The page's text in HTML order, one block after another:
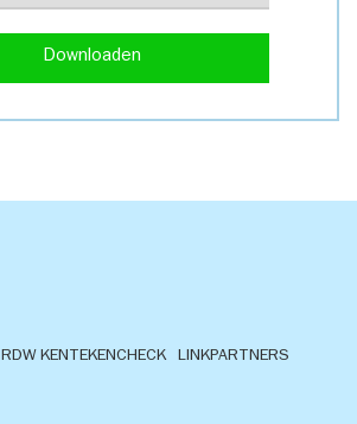
Downloaden
RDW KENTEKENCHECK
LINKPARTNERS